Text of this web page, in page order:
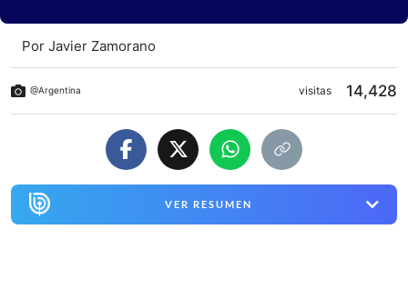
Por Javier Zamorano
@Argentina visitas 14,428
VER RESUMEN